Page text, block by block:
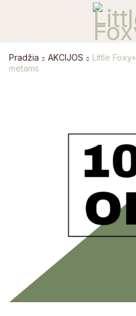
Pradžia AKCIJOS
Little
metams